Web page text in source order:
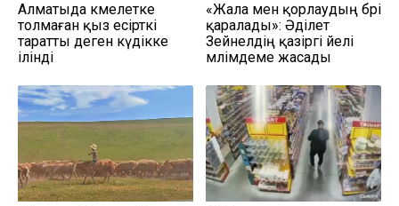
Алматыда кәмелетке
толмаған қыз есірткі
таратты деген күдікке
ілінді
«Жала мен қорлаудың бәрі
қаралады»: Әділет
Зейнелдің қазіргі әйелі
мәлімдеме жасады